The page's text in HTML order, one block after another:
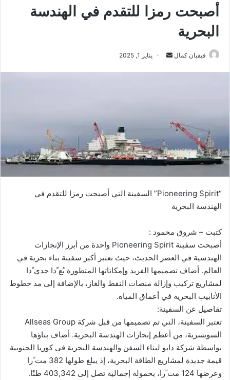
أصبحت رمزا للتقدم في الهندسة
البحرية
فيفيان كمال
د
ا
إ
ل
ك
ن
يناير 1, 2025
“Pioneering Spirit” السفينة التي أصبحت رمزا للتقدم في
الهندسة البحرية
كتبت – شروق محمود :
أصبحت سفينة Pioneering Spirit واحدة من أبرز الإنجازات
الهندسية في العصر الحديث، حيث تعتبر أكبر سفينة بناء بحرية في
العالم. أضاف تصميمها الفريد وإمكاناتها المتطورة بُع ًدا جدي ًدا
لمشاريع تركيب وإزالة منصات النفط والغاز، بالإضافة إلى مد خطوط
الأنابيب البحرية في أعماق المياه.
تفاصيل عن السفينة:
تعتبر السفينة، التي تم تصميمها من قبل شركة Allseas Group
السويسرية، من أعظم إنجازات الهندسة البحرية. أضاف بناؤها
بواسطة شركة دايو لبناء السفن والهندسة البحرية في كوريا الجنوبية
قيمة جديدة لمشاريع الطاقة البحرية، إذ يبلغ طولها 382 مت ًرا
وعرضها 124 مت ًرا، بحمولة إجمالية تصل إلى 403,342 طنًا.